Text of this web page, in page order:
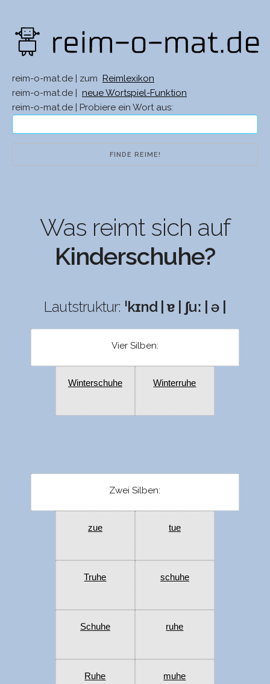
reim-o-mat.de | zum
Reimlexikon
reim-o-mat.de |
neue Wortspiel-Funktion
reim-o-mat.de | Probiere ein Wort aus:
Was reimt sich auf
Kinderschuhe?
Lautstruktur: ˈkɪnd | ɐ | ʃuː | ə |
Vier Silben:
Winterschuhe Winterruhe
Zwei Silben:
zue tue
Truhe schuhe
Schuhe ruhe
Ruhe muhe